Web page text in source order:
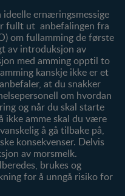
merker
ideelle ernæringsmessige
fullt ut anbefalingen fra
om fullamming de første
av introduksjon av
med amming opptil to
kanskje ikke er et
at du snakker
om hvordan
og når du skal starte
ikke amme skal du være
å gå tilbake på,
konsekvenser. Delvis
av morsmelk.
brukes og
for å unngå risiko for